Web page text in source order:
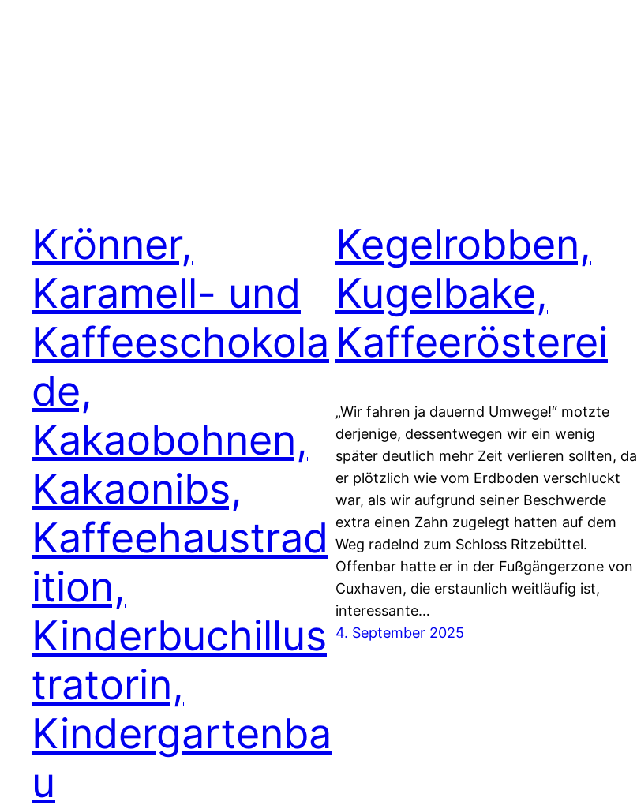
Krönner,
Karamell- und
Kaffeeschokola
de,
Kakaobohnen,
Kakaonibs,
Kaffeehaustrad
ition,
Kinderbuchillus
tratorin,
Kindergartenba
u
Kegelrobben,
Kugelbake,
Kaffeerösterei
„Wir fahren ja dauernd Umwege!“ motzte
derjenige, dessentwegen wir ein wenig
später deutlich mehr Zeit verlieren sollten, da
er plötzlich wie vom Erdboden verschluckt
war, als wir aufgrund seiner Beschwerde
extra einen Zahn zugelegt hatten auf dem
Weg radelnd zum Schloss Ritzebüttel.
Offenbar hatte er in der Fußgängerzone von
Cuxhaven, die erstaunlich weitläufig ist,
interessante…
4. September 2025